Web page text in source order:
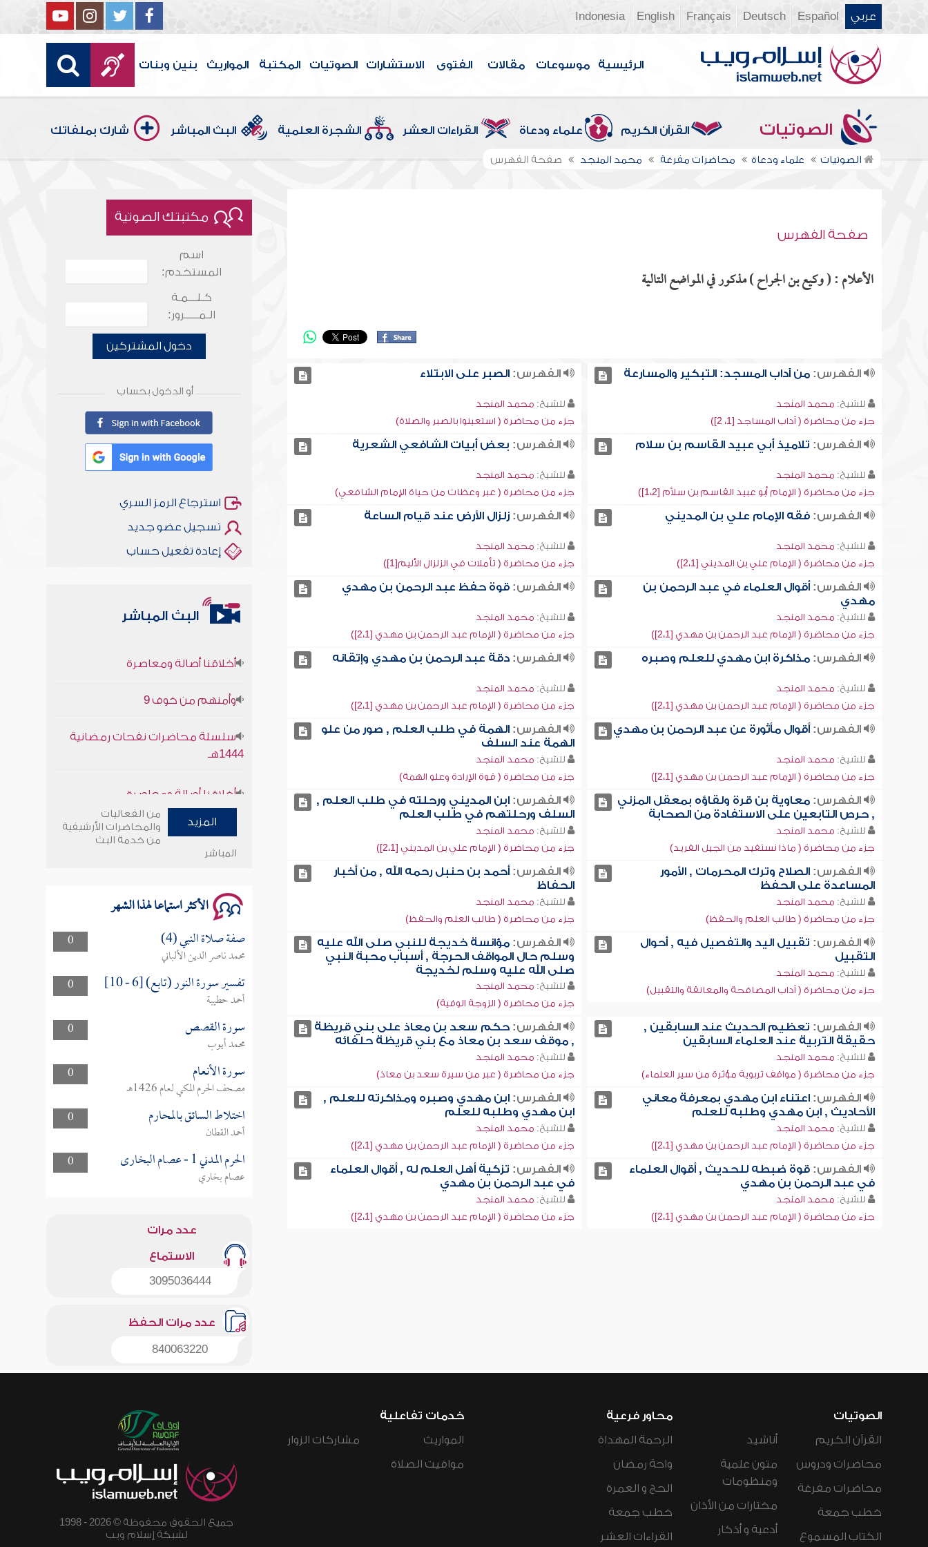
عربي Español
Deutsch
Français
English
Indonesia
الرئيسية موسوعات مقالات الفتوى الاستشارات الصوتيات المكتبة المواريث بنين وبنات
الصوتيات القرآن الكريم علماء ودعاة القراءات العشر الشجرة العلمية البث المباشر شارك بملفاتك
الصوتيات علماء ودعاة محاضرات مفرغة محمد المنجد صفحة الفهرس
صفحة الفهرس
الأعلام : ( وكيع بن الجراح ) مذكور في المواضع التالية
الفهرس:من آداب المسجد: التبكير والمسارعة
للشيخ: محمد المنجد
جزء من محاضرة ( آداب المساجد [1، 2])
الفهرس: الصبر على الابتلاء
للشيخ: محمد المنجد
جزء من محاضرة ( استعينوا بالصبر والصلاة)
الفهرس: تلاميذ أبي عبيد القاسم بن سلام
للشيخ: محمد المنجد
جزء من محاضرة ( الإمام أبو عبيد القاسم بن سلاَّم [1،2])
الفهرس: بعض أبيات الشافعي الشعرية
للشيخ: محمد المنجد
جزء من محاضرة ( عبر وعظات من حياة الإمام الشافعي)
الفهرس:فقه الإمام علي بن المديني
للشيخ: محمد المنجد
جزء من محاضرة ( الإمام علي بن المديني [2،1])
الفهرس: زلزال الأرض عند قيام الساعة
للشيخ: محمد المنجد
جزء من محاضرة ( تأملات في الزلزال الأليم[1])
الفهرس:أقوال العلماء في عبد الرحمن بن
مهدي
للشيخ: محمد المنجد
جزء من محاضرة ( الإمام عبد الرحمن بن مهدي [2،1])
الفهرس: قوة حفظ عبد الرحمن بن مهدي
للشيخ: محمد المنجد
جزء من محاضرة ( الإمام عبد الرحمن بن مهدي [2،1])
الفهرس:مذاكرة ابن مهدي للعلم وصبره
للشيخ: محمد المنجد
جزء من محاضرة ( الإمام عبد الرحمن بن مهدي [2،1])
الفهرس: دقة عبد الرحمن بن مهدي وإتقانه
للشيخ: محمد المنجد
جزء من محاضرة ( الإمام عبد الرحمن بن مهدي [2،1])
الفهرس:أقوال مأثورة عن عبد الرحمن بن مهدي
للشيخ: محمد المنجد
جزء من محاضرة ( الإمام عبد الرحمن بن مهدي [2،1])
الفهرس: الهمة في طلب العلم , صور من علو
الهمة عند السلف
للشيخ: محمد المنجد
جزء من محاضرة ( قوة الإرادة وعلو الهمة)
الفهرس:معاوية بن قرة ولقاؤه بمعقل المزني
, حرص التابعين على الاستفادة من الصحابة
للشيخ: محمد المنجد
جزء من محاضرة ( ماذا نستفيد من الجيل الفريد)
الفهرس: ابن المديني ورحلته في طلب العلم ,
السلف ورحلتهم في طلب العلم
للشيخ: محمد المنجد
جزء من محاضرة ( الإمام علي بن المديني [2،1])
الفهرس:الصلاح وترك المحرمات , الأمور
المساعدة على الحفظ
للشيخ: محمد المنجد
جزء من محاضرة ( طالب العلم والحفظ)
الفهرس: أحمد بن حنبل رحمه الله , من أخبار
الحفاظ
للشيخ: محمد المنجد
جزء من محاضرة ( طالب العلم والحفظ)
الفهرس: تقبيل اليد والتفصيل فيه , أحوال
التقبيل
للشيخ: محمد المنجد
جزء من محاضرة ( آداب المصافحة والمعانقة والتقبيل)
الفهرس: مؤانسة خديجة للنبي صلى الله عليه
وسلم حال المواقف الحرجة , أسباب محبة النبي
صلى الله عليه وسلم لخديجة
للشيخ: محمد المنجد
جزء من محاضرة ( الزوجة الوفية)
الفهرس: تعظيم الحديث عند السابقين ,
حقيقة التربية عند العلماء السابقين
للشيخ: محمد المنجد
جزء من محاضرة ( مواقف تربوية مؤثرة من سير العلماء)
الفهرس: حكم سعد بن معاذ على بني قريظة
, موقف سعد بن معاذ مع بني قريظة حلفائه
للشيخ: محمد المنجد
جزء من محاضرة ( عبر من سيرة سعد بن معاذ)
الفهرس:اعتناء ابن مهدي بمعرفة معاني
الأحاديث , ابن مهدي وطلبه للعلم
للشيخ: محمد المنجد
جزء من محاضرة ( الإمام عبد الرحمن بن مهدي [2،1])
الفهرس: ابن مهدي وصبره ومذاكرته للعلم ,
ابن مهدي وطلبه للعلم
للشيخ: محمد المنجد
جزء من محاضرة ( الإمام عبد الرحمن بن مهدي [2،1])
الفهرس:قوة ضبطه للحديث , أقوال العلماء
في عبد الرحمن بن مهدي
للشيخ: محمد المنجد
جزء من محاضرة ( الإمام عبد الرحمن بن مهدي [2،1])
الفهرس: تزكية أهل العلم له , أقوال العلماء
في عبد الرحمن بن مهدي
للشيخ: محمد المنجد
جزء من محاضرة ( الإمام عبد الرحمن بن مهدي [2،1])
مكتبتك الصوتية
اسم
المستخدم:
كـلـــمـة
الـمـــــرور:
دخول المشتركين
أو الدخول بحساب
استرجاع الرمز السري
تسجيل عضو جديد
إعادة تفعيل حساب
البث المباشر
1444هـ
وأمنهم من خوف 9
سلسلة محاضرات نفحات رمضانية
المزيد
من الفعاليات
والمحاضرات الأرشيفية
من خدمة البث
المباشر
الأكثر استماعا لهذا الشهر
0 صفة صلاة النبي (4)
محمد ناصر الدين الألباني
0
تفسير سورة النور (تابع) [6 - 10]
أحمد حطيبة
0
سورة القصص
محمد أيوب
0
سورة الأنعام
مصحف الحرم المكي لعام 1426هـ
0
اختلاط السائق بالمحارم
أحمد القطان
0
الحرم المدني 1 - عصام البخارى
عصام بخاري
عدد مرات
الاستماع
3095036444
عدد مرات الحفظ
840063220
الصوتيات
القرآن الكريم
محاضرات ودروس
محاضرات مفرغة
خطب جمعة
الكتاب المسموع
أناشيد
متون علمية
ومنظومات
مختارات من الأذان
أدعية و أذكار
محاور فرعية
الرحمة المهداة
واحة رمضان
الحج و العمرة
خطب جمعة
القراءات العشر
خدمات تفاعلية
المواريث
مواقيت الصلاة
مشاركات الزوار
جميع الحقوق محفوظة © 2026 - 1998
لشبكة إسلام ويب